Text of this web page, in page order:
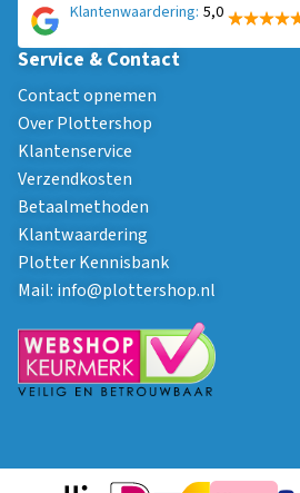
Klantenwaardering: 5,0
Service & Contact
Contact opnemen
Over Plottershop
Klantenservice
Verzendkosten
Betaalmethoden
Klantwaardering
Plotter Kennisbank
Mail: info@plottershop.nl